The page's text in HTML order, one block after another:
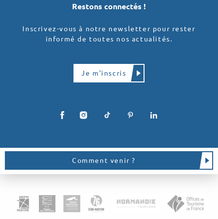
Restons connectés !
Inscrivez-vous à notre newsletter pour rester
informé de toutes nos actualités.
Je m'inscris
Comment venir ?